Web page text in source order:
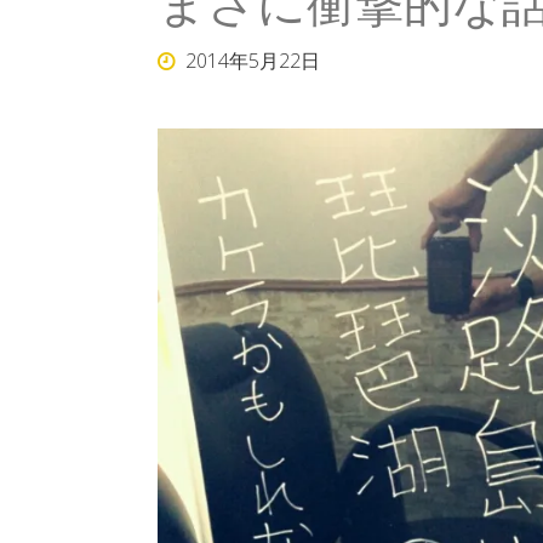
2014年5月22日